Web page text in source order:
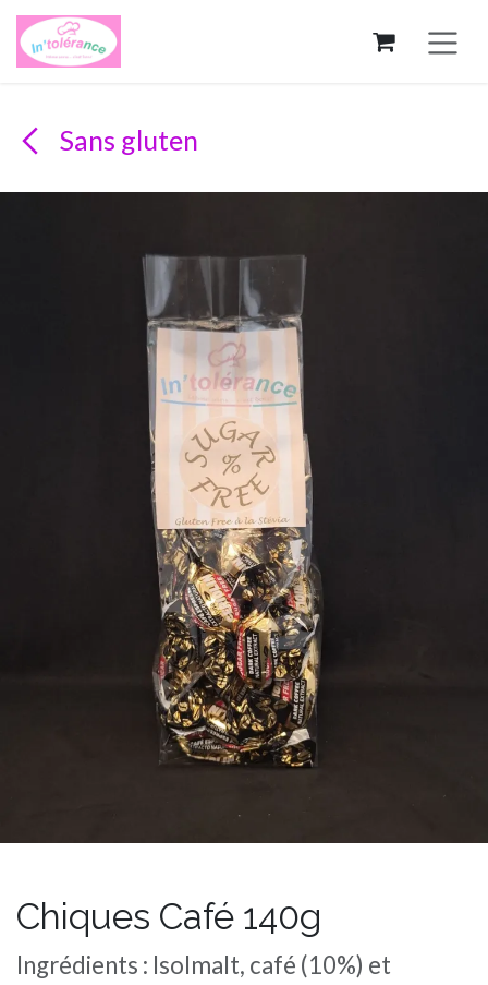
Se rendre au contenu
Sans gluten
Chiques Café 140g
Ingrédients : Isolmalt, café (10%) et